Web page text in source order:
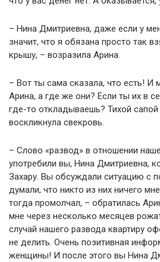
– Нина Дмитриевна, даже если у
значит, что я обязана просто так
крышу, – возразила Арина.
– Вот ты сама сказала, что есть! И
Арина, а где же они? Если ты их в
где-то откладываешь? Тихой
воскликнула свекровь.
– Слово «развод» в отношении
употребили вы, Нина Дмитриевна,
Захару. Вы обсуждали ситуацию с
думали, что никто из них ничего
тогда промолчал, – обратилась
мне через несколько месяцев
случай нашего развода квартиру
не делить. Очень позитивная
женщины! И после этого вы Нина